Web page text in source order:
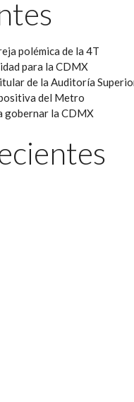
polémica de la 4T
para la CDMX
de la Auditoría
del Metro
gobernar la CDMX